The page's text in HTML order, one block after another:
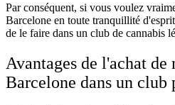
Par conséquent, si vous voulez
Barcelone en toute tranquillité
de le faire dans un club de cannabis
Avantages de l'achat de
Barcelone dans un club